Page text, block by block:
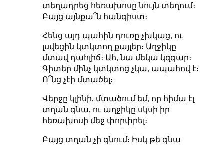
տեղադրեց հեռախոսը նույն տեղում։
Բայց այնքա՞ն հանգիստ։
Հենց այդ պահին դուռը չխկաց, ու
լսվեցին կտկտող քայլեր։ Աղջիկը
մտավ դահլիճ։ Ահ, նա մեկա կզգար։
Գիտեր մինչ կտկտոց չկա, ապահով է։
Ո՞նց չէի մտածել։
Վերջը կլինի, մտածում եմ, որ հիմա էլ
տղան գնա, ու աղջիկը սկսի իր
հեռախոսի մեջ փորփրել։
Բայց տղան չի գնում։ Իսկ թե գնա